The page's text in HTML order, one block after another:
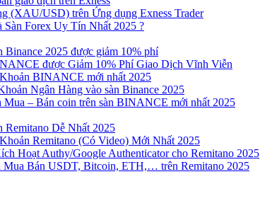
(XAU/USD) trên Ứng dụng Exness Trader
Forex Uy Tín Nhất 2025 ?
2025 được giảm 10% phí
được Giảm 10% Phí Giao Dịch Vĩnh Viễn
BINANCE mới nhất 2025
Ngân Hàng vào sàn Binance 2025
Mua – Bán coin trên sàn BINANCE mới nhất 2025
Remitano Dễ Nhất 2025
Remitano (Có Video) Mới Nhất 2025
Hoạt Authy/Google Authenticator cho Remitano 2025
Mua Bán USDT, Bitcoin, ETH,… trên Remitano 2025